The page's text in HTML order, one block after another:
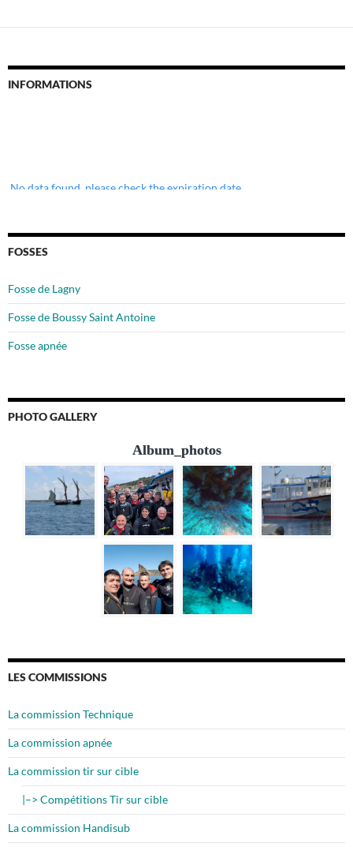
INFORMATIONS
FOSSES
Fosse de Lagny
Fosse de Boussy Saint Antoine
Fosse apnée
PHOTO GALLERY
Album_photos
LES COMMISSIONS
La commission Technique
La commission apnée
La commission tir sur cible
|–> Compétitions Tir sur cible
La commission Handisub